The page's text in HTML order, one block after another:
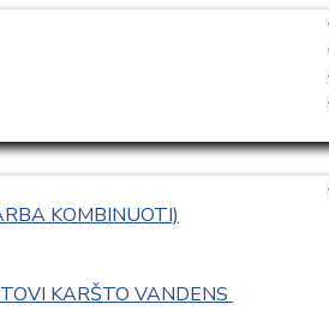
KOMBINUOTI)
KARŠTO VANDENS